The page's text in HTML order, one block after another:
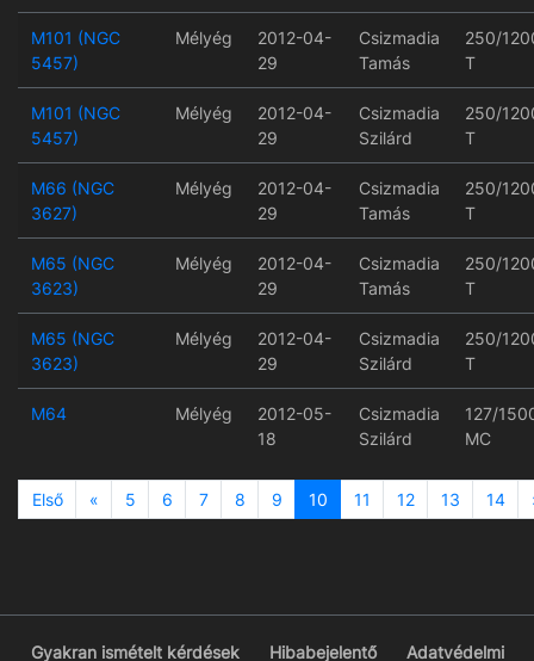
M101 (NGC
5457)
Mélyég
2012-04-
29
Csizmadia
Tamás
250/
T
M101 (NGC
5457)
Mélyég
2012-04-
29
Csizmadia
Szilárd
250/
T
M66 (NGC
3627)
Mélyég
2012-04-
29
Csizmadia
Tamás
250/
T
M65 (NGC
3623)
Mélyég
2012-04-
29
Csizmadia
Tamás
250/
T
M65 (NGC
3623)
Mélyég
2012-04-
29
Csizmadia
Szilárd
250/
T
M64 Mélyég
2012-05-
18
Csizmadia
Szilárd
127/
MC
Első «Previous
5 6 7 8 9 10 11 12 13 14
Gyakran ismételt kérdések Hibabejelentő Adatvédelmi